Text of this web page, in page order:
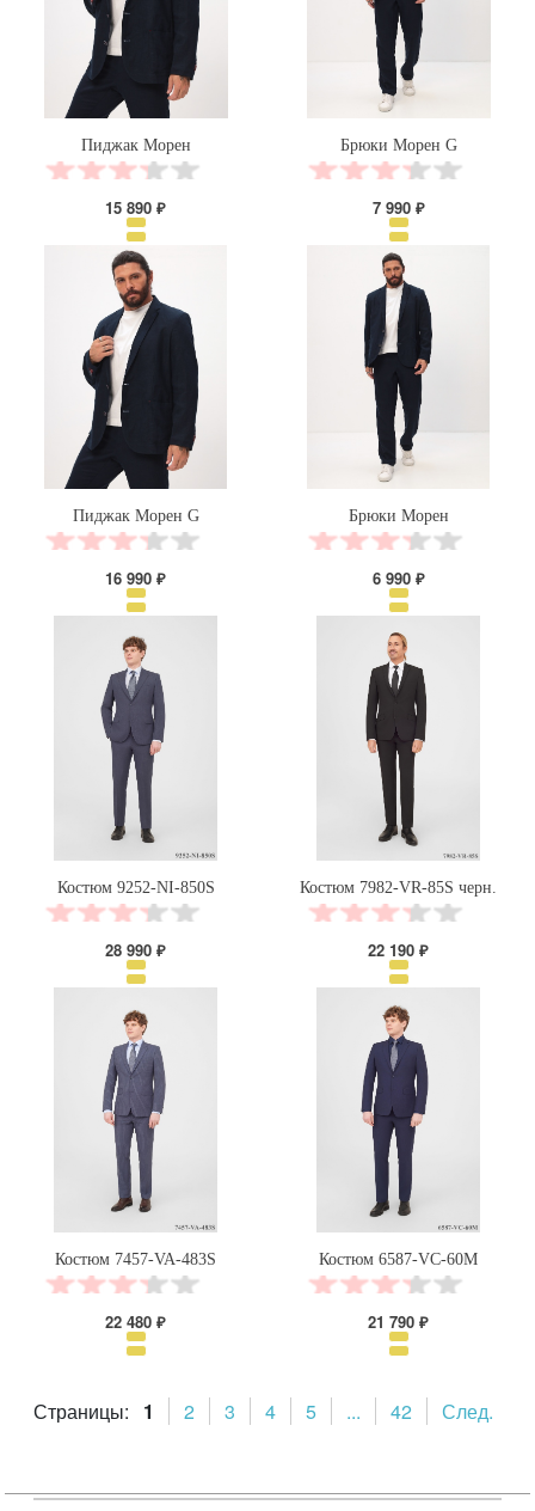
Пиджак Морен
15 890 ₽
Брюки Морен G
7 990 ₽
Пиджак Морен G
16 990 ₽
Брюки Морен
6 990 ₽
Костюм 9252-NI-850S
28 990 ₽
Костюм 7982-VR-85S черн.
22 190 ₽
Костюм 7457-VA-483S
22 480 ₽
Костюм 6587-VC-60M
21 790 ₽
Страницы: 1 2 3 4 5 ... 42 След.